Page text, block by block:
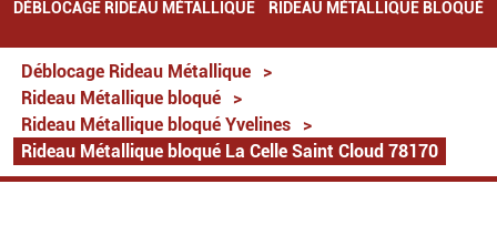
DÉBLOCAGE RIDEAU MÉTALLIQUE
RIDEAU MÉTALLIQUE BLOQUÉ
Déblocage Rideau Métallique
>
Rideau Métallique bloqué
>
Rideau Métallique bloqué Yvelines
>
Rideau Métallique bloqué La Celle Saint Cloud 78170